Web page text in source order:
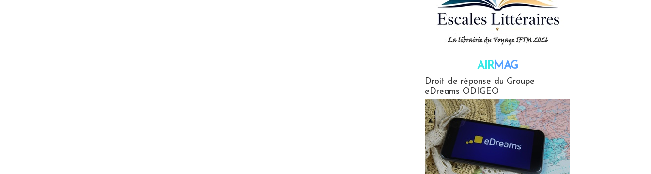
AIRMAG
Droit de réponse du Groupe
eDreams ODIGEO